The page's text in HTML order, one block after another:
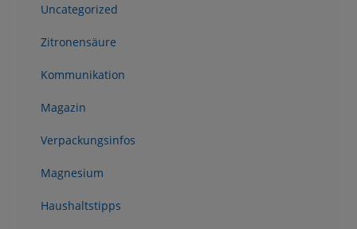
Uncategorized
Zitronensäure
Kommunikation
Magazin
Verpackungsinfos
Magnesium
Haushaltstipps